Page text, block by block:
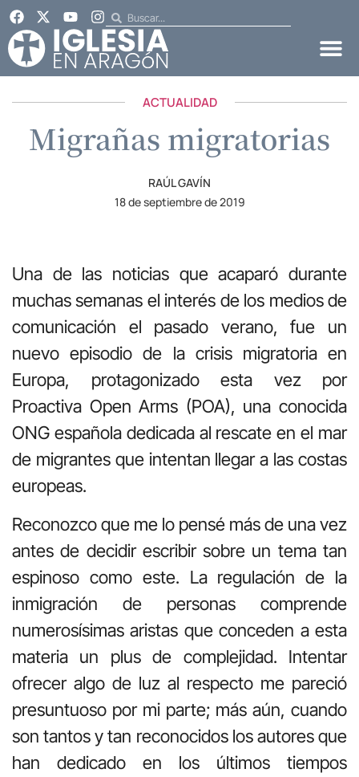
ACTUALIDAD
Migrañas migratorias
RAÚL GAVÍN
18 de septiembre de 2019
Una de las noticias que acaparó durante
muchas semanas el interés de los medios de
comunicación el pasado verano, fue un
nuevo episodio de la crisis migratoria en
Europa, protagonizado esta vez por
Proactiva Open Arms (POA), una conocida
ONG española dedicada al rescate en el mar
de migrantes que intentan llegar a las costas
europeas.
Reconozco que me lo pensé más de una vez
antes de decidir escribir sobre un tema tan
espinoso como este. La regulación de la
inmigración de personas comprende
numerosísimas aristas que conceden a esta
materia un plus de complejidad. Intentar
ofrecer algo de luz al respecto me pareció
presuntuoso por mi parte; más aún, cuando
son tantos y tan reconocidos los autores que
han dedicado en los últimos tiempos